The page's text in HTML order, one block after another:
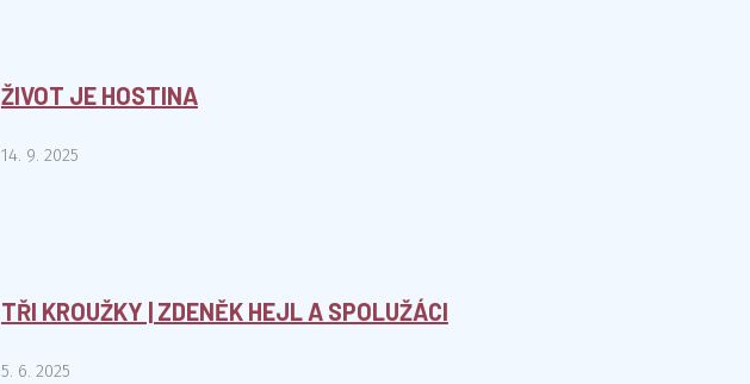
ŽIVOT JE HOSTINA
14. 9. 2025
TŘI KROUŽKY | ZDENĚK HEJL A SPOLUŽÁCI
5. 6. 2025